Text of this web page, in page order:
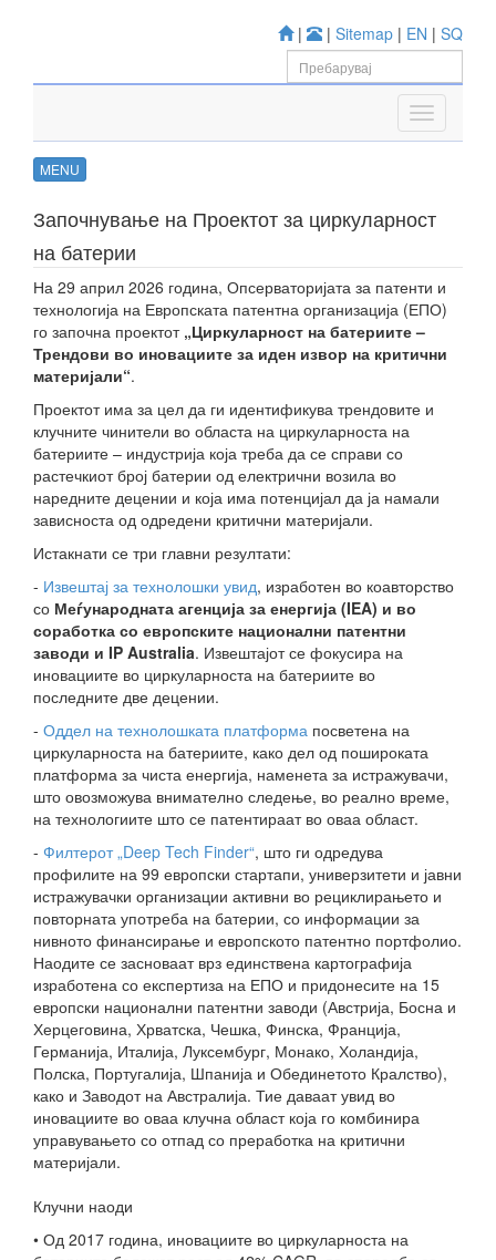
| | Sitemap | EN | SQ
MENU
Започнување на Проектот за циркуларност
на батерии
На 29 април 2026 година, Опсерваторијата за патенти и
технологија на Европската патентна организација (ЕПО)
го започна проектот „Циркуларност на батериите –
Трендови во иновациите за иден извор на критични
материјали“.
Проектот има за цел да ги идентификува трендовите и
клучните чинители во областа на циркуларноста на
батериите – индустрија која треба да се справи со
растечкиот број батерии од електрични возила во
наредните децении и која има потенцијал да ја намали
зависноста од одредени критични материјали.
Истакнати се три главни резултати:
- Извештај за технолошки увид, изработен во коавторство
со Меѓународната агенција за енергија (IEA) и во
соработка со европските национални патентни
заводи и IP Australia. Извештајот се фокусира на
иновациите во циркуларноста на батериите во
последните две децении.
- Оддел на технолошката платформа посветена на
циркуларноста на батериите, како дел од пошироката
платформа за чиста енергија, наменета за истражувачи,
што овозможува внимателно следење, во реално време,
на технологиите што се патентираат во оваа област.
- Филтерот „Deep Tech Finder“, што ги одредува
профилите на 99 европски стартапи, универзитети и јавни
истражувачки организации активни во рециклирањето и
повторната употреба на батерии, со информации за
нивното финансирање и европското патентно портфолио.
Наодите се засноваат врз единствена картографија
изработена со експертиза на ЕПО и придонесите на 15
европски национални патентни заводи (Австрија, Босна и
Херцеговина, Хрватска, Чешка, Финска, Франција,
Германија, Италија, Луксембург, Монако, Холандија,
Полска, Португалија, Шпанија и Обединетото Кралство),
како и Заводот на Австралија. Тие даваат увид во
иновациите во оваа клучна област која го комбинира
управувањето со отпад со преработка на критични
материјали.
Клучни наоди
• Од 2017 година, иновациите во циркуларноста на